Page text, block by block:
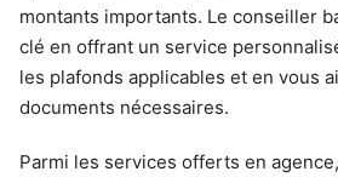
montants importants. Le conseiller
clé en offrant un service
les plafonds applicables et en vous
documents nécessaires.
Parmi les services offerts en